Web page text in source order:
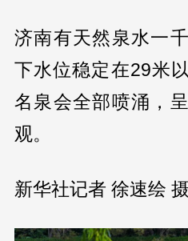
济南有天然泉水一
下水位稳定在29米
名泉会全部喷涌，
观。
新华社记者 徐速绘